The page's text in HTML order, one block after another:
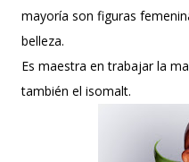
mayoría son figuras
belleza.
Es maestra en trabajar la
también el isomalt.